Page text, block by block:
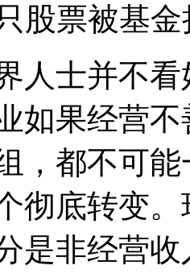
股票被基
人士并不
如果经营
，都不可
彻底转变
是非经营